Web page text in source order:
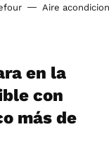
Aire
en la
con
más de